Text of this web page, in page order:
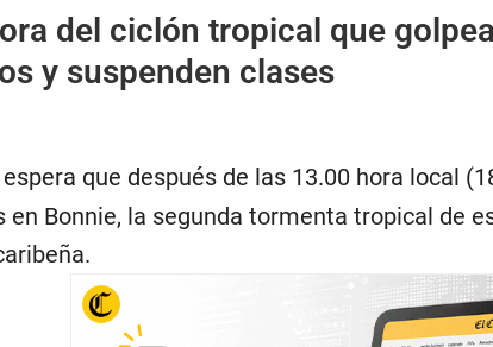
del ciclón tropical que
y suspenden clases
que después de las 13.00 hora local
Bonnie, la segunda tormenta tropical de